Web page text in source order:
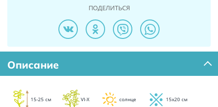
ПОДЕЛИТЬСЯ
Описание
15-25 см VI-X солнце 15х20 см